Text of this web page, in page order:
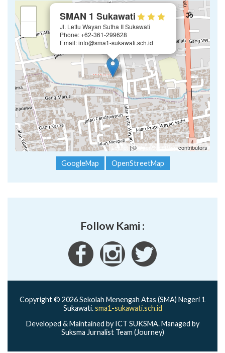
SMAN 1 Sukawati
Jl. Lettu Wayan Sutha II Sukawati
Phone: +62-361-299628
Email: info@sma1-sukawati.sch.id
Leaflet | ©OpenStreetMap contributors
GoogleMap OpenStreetMap
Follow Kami :
Copyright © 2026 Sekolah Menengah Atas (SMA) Negeri 1
Sukawati.sma1-sukawati.sch.id
Developed & Maintained by ICT SUKSMA. Managed by
Suksma Jurnalist Team (Journey)